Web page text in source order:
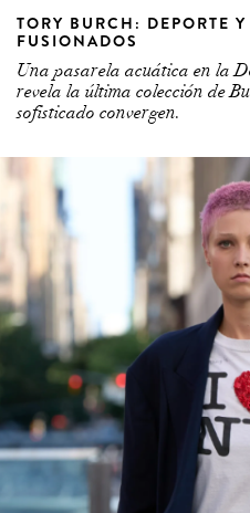
TORY BURCH: DEPORTE
FUSIONADOS
Una pasarela acuática en la
revela la última colección de
sofisticado convergen.